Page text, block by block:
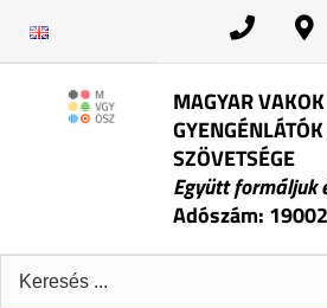
MAGYAR
SZÖVETSÉGE
Együtt formáljuk
Adószám:
Keresés: